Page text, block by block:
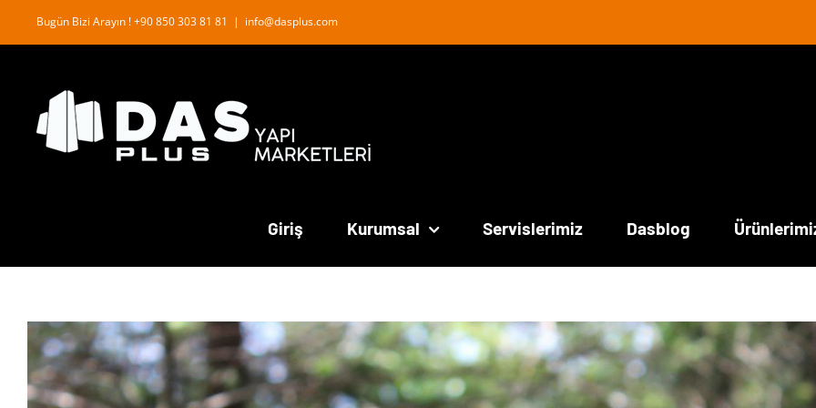
Bugün Bizi Arayın ! +90 850 303 81 81 | info@dasplus.com
Giriş Kurumsal Servislerimiz Dasblog